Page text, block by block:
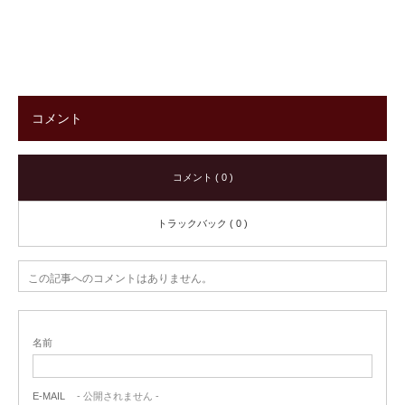
コメント
コメント ( 0 )
トラックバック ( 0 )
この記事へのコメントはありません。
名前
E-MAIL - 公開されません -